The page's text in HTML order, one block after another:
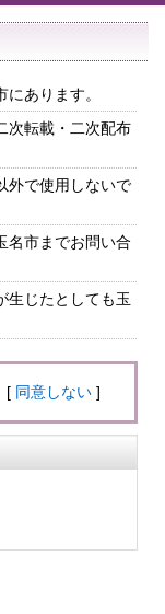
あります。
次転載・二次配布
外で使用しないで
名市までお問い合
生じたとしても玉
同意しない ]